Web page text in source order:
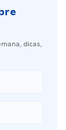
dicas,